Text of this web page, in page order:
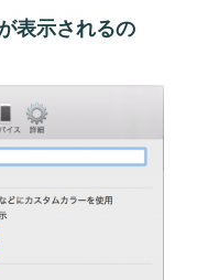
表示されるの